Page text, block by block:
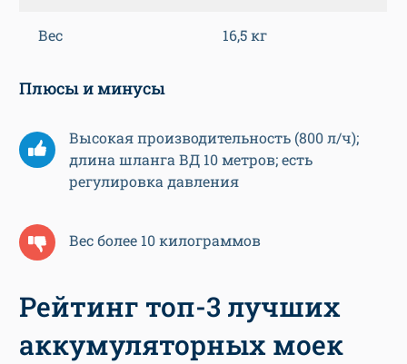
Вес 16,5 кг
Плюсы и минусы
Высокая производительность (800 л/ч);
длина шланга ВД 10 метров; есть
регулировка давления
Вес более 10 килограммов
Рейтинг топ-3 лучших
аккумуляторных моек